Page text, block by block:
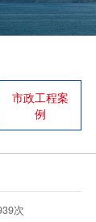
市政工程案
例